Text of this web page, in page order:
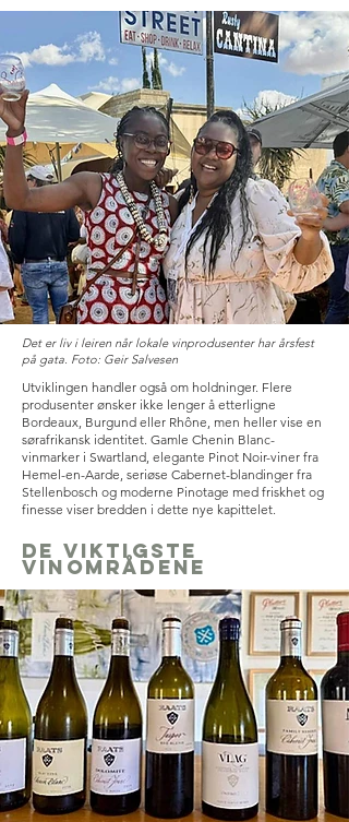
Det er liv i leiren når lokale vinprodusenter har årsfest
på gata. Foto: Geir Salvesen
Utviklingen handler også om holdninger. Flere
produsenter ønsker ikke lenger å etterligne
Bordeaux, Burgund eller Rhône, men heller vise en
sørafrikansk identitet. Gamle Chenin Blanc-
vinmarker i Swartland, elegante Pinot Noir-viner fra
Hemel-en-Aarde, seriøse Cabernet-blandinger fra
Stellenbosch og moderne Pinotage med friskhet og
finesse viser bredden i dette nye kapittelet.
de viktigste
vinområdene